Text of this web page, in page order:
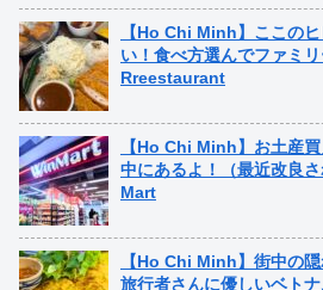
【Ho Chi Minh】ここの
い！食べ方選んでファミ
Rreestaurant
【Ho Chi Minh】お土産
中にあるよ！（最近改良
Mart
【Ho Chi Minh】街中の
旅行者さんに優しいベト